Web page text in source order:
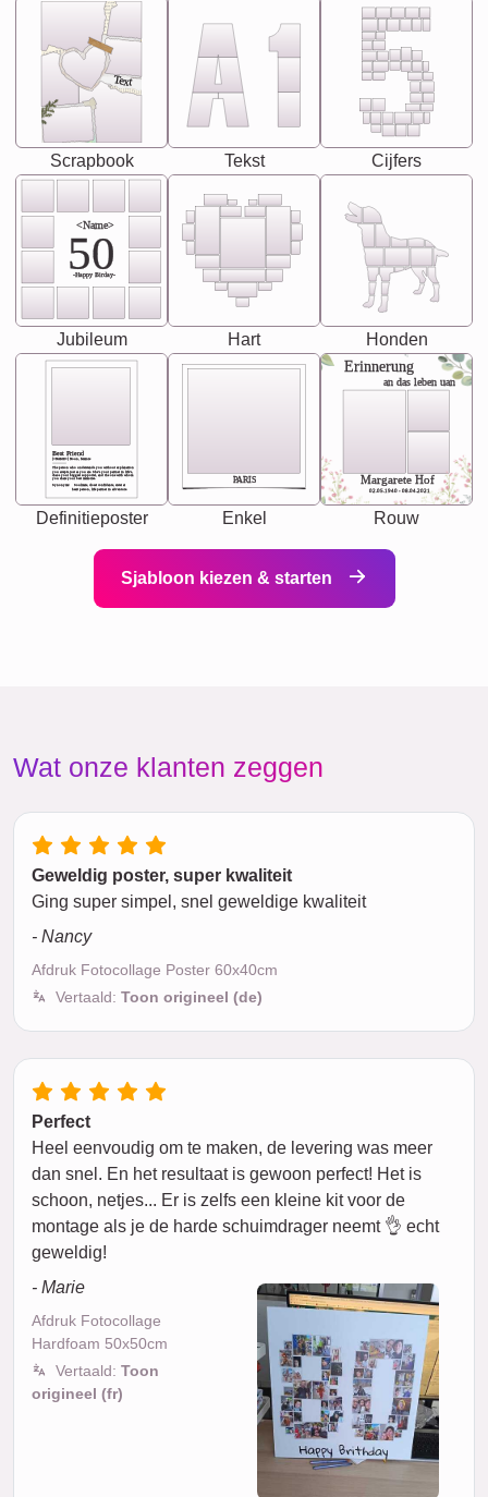
Text
Scrapbook Tekst Cijfers
<Name>
50
-Happy Birday-
Jubileum Hart Honden
Best Friend
[<NAME>] Noun, feminie
Synonyms: Soulmate, closet confidante, sister at
heart person, life partner in adventure.
The person who understands you without explanation
you accepts just as you are. She's your partner in life's,
chaos your biggest supporter, and the one with whom
you share your best memories.
Definitieposter
PARIS
Enkel
Erinnerung
an das leben uan
Margarete Hof
02.05.1940 - 08.04.2021
Rouw
Sjabloon kiezen & starten
Wat onze klanten zeggen
Geweldig poster, super kwaliteit
Ging super simpel, snel geweldige kwaliteit
- Nancy
Afdruk Fotocollage Poster 60x40cm
Vertaald: Toon origineel (de)
Perfect
Heel eenvoudig om te maken, de levering was meer
dan snel. En het resultaat is gewoon perfect! Het is
schoon, netjes... Er is zelfs een kleine kit voor de
montage als je de harde schuimdrager neemt 👌 echt
geweldig!
- Marie
Afdruk Fotocollage
Hardfoam 50x50cm
Vertaald: Toon
origineel (fr)